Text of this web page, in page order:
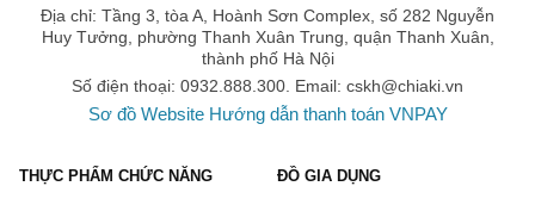
Địa chỉ: Tầng 3, tòa A, Hoành Sơn Complex, số 282 Nguyễn
Huy Tưởng, phường Thanh Xuân Trung, quận Thanh Xuân,
thành phố Hà Nội
Số điện thoại: 0932.888.300. Email: cskh@chiaki.vn
Sơ đồ Website Hướng dẫn thanh toán VNPAY
THỰC PHẨM CHỨC NĂNG ĐỒ GIA DỤNG